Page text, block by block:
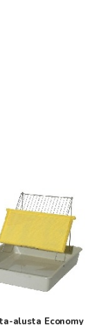
alusta Economy